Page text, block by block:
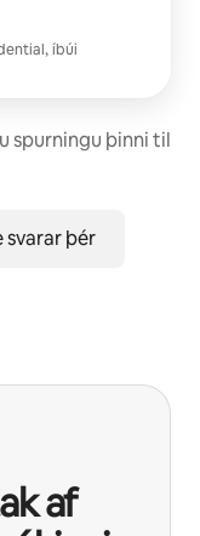
, íbúi
spurningu þinni til
svarar þér
af